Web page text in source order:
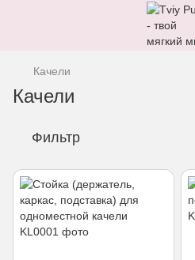
Качели
Качели
Фильтр